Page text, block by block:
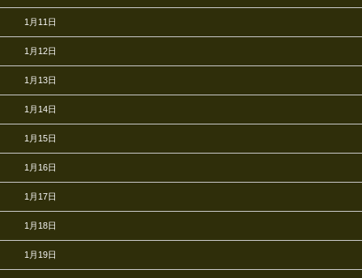
1月11日
1月12日
1月13日
1月14日
1月15日
1月16日
1月17日
1月18日
1月19日